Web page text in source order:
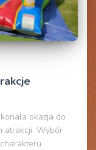
okazja do
atrakcji. Wybór